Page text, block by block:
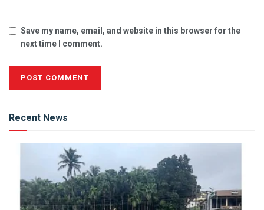
Save my name, email, and website in this browser for the
next time I comment.
Recent News